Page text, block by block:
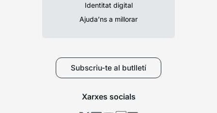
Identitat digital
Ajuda’ns a millorar
Subscriu-te al butlletí
Xarxes socials